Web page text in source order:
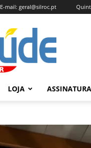
E-mail: geral@silroc.pt
Revista
Saúde
e
Bem
Estar
Edição
LOJA